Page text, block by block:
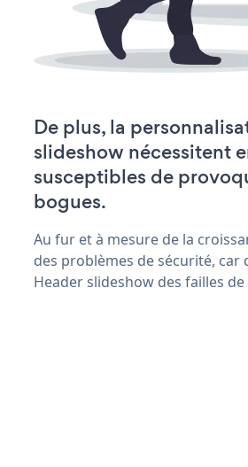
De plus, la
slideshow nécessitent
susceptibles de
bogues.
Au fur et à mesure de la
des problèmes de sécurité,
Header slideshow des failles